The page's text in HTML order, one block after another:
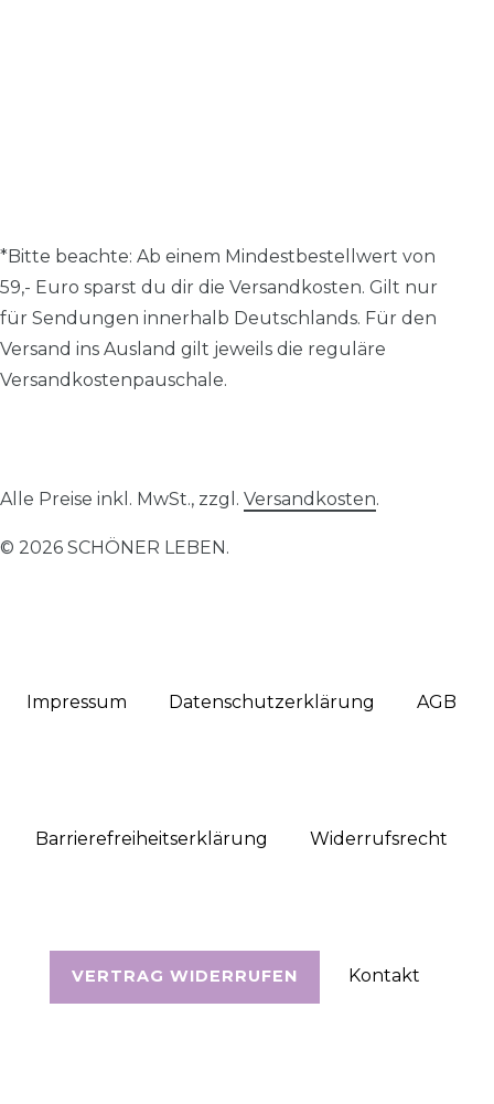
*Bitte beachte: Ab einem Mindestbestellwert von
59,- Euro sparst du dir die Versandkosten. Gilt nur
für Sendungen innerhalb Deutschlands. Für den
Versand ins Ausland gilt jeweils die reguläre
Versandkostenpauschale.
Alle Preise inkl. MwSt., zzgl. Versandkosten.
© 2026 SCHÖNER LEBEN.
Impressum Daten­schutz­erklärung AGB
Barrierefreiheitserklärung Widerrufs­recht
VERTRAG WIDERRUFEN Kontakt